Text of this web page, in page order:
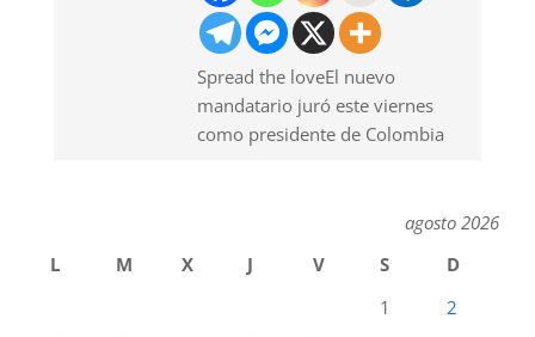
Spread the loveEl nuevo
mandatario juró este viernes
como presidente de Colombia
agosto 2026
L
M X J V S
D
1
2